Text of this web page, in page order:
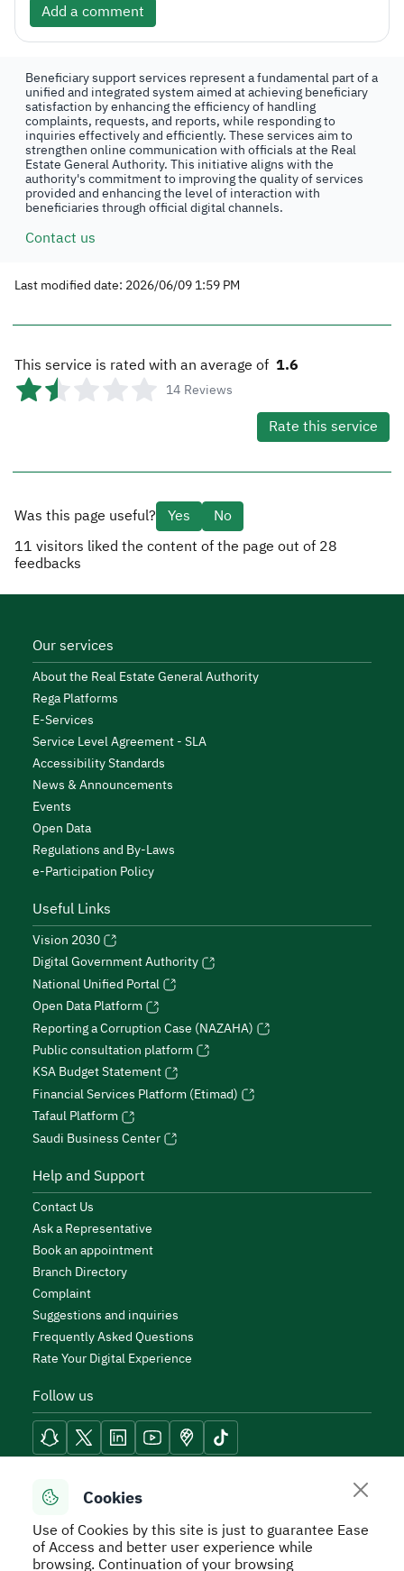
Cookies
Use of Cookies by this site is just to guarantee Ease
of Access and better user experience while
browsing. Continuation of your browsing
Add a comment
Beneficiary support services represent a fundamental part of a
unified and integrated system aimed at achieving beneficiary
satisfaction by enhancing the efficiency of handling
complaints, requests, and reports, while responding to
inquiries effectively and efficiently. These services aim to
strengthen online communication with officials at the Real
Estate General Authority. This initiative aligns with the
authority's commitment to improving the quality of services
provided and enhancing the level of interaction with
beneficiaries through official digital channels.
Contact us
Last modified date: 2026/06/09 1:59 PM
This service is rated with an average of 1.6
14 Reviews
Rate this service
Was this page useful? Yes
No
11 visitors liked the content of the page out of 28
feedbacks
Our services
About the Real Estate General Authority
Rega Platforms
E-Services
Service Level Agreement - SLA
Accessibility Standards
News & Announcements
Events
Open Data
Regulations and By-Laws
e-Participation Policy
Useful Links
Vision 2030
Digital Government Authority
National Unified Portal
Open Data Platform
Reporting a Corruption Case (NAZAHA)
Public consultation platform
KSA Budget Statement
Financial Services Platform (Etimad)
Tafaul Platform
Saudi Business Center
Help and Support
Contact Us
Ask a Representative
Book an appointment
Branch Directory
Complaint
Suggestions and inquiries
Frequently Asked Questions
Rate Your Digital Experience
Follow us
Reach Tools